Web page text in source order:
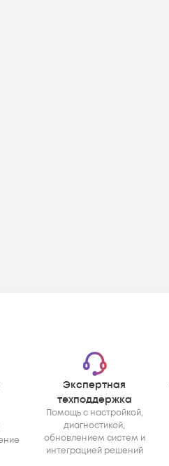
Экспертная
техподдержка
Помощь с настройкой,
диагностикой,
обновлением систем и
интеграцией решений